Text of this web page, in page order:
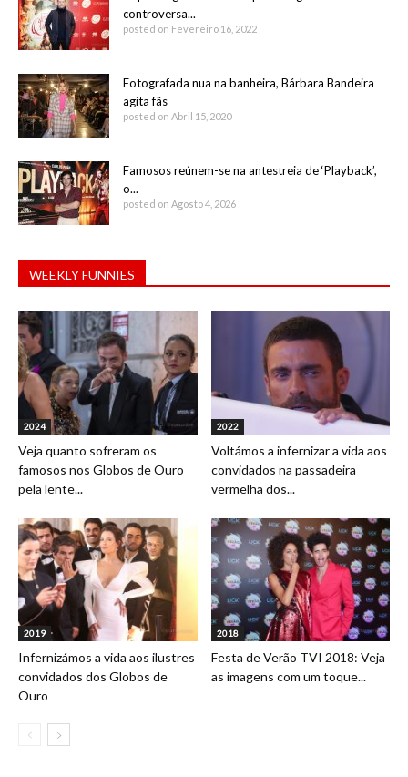
controversa...
posted on Fevereiro 16, 2022
Fotografada nua na banheira, Bárbara Bandeira
agita fãs
posted on Abril 15, 2020
Famosos reúnem-se na antestreia de ‘Playback’,
o...
posted on Agosto 4, 2026
WEEKLY FUNNIES
2024
Veja quanto sofreram os
famosos nos Globos de Ouro
pela lente...
2022
Voltámos a infernizar a vida aos
convidados na passadeira
vermelha dos...
2019
Infernizámos a vida aos ilustres
convidados dos Globos de
Ouro
2018
Festa de Verão TVI 2018: Veja
as imagens com um toque...